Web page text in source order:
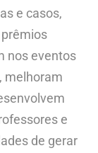
e casos,
nos eventos
melhoram
e
de gerar